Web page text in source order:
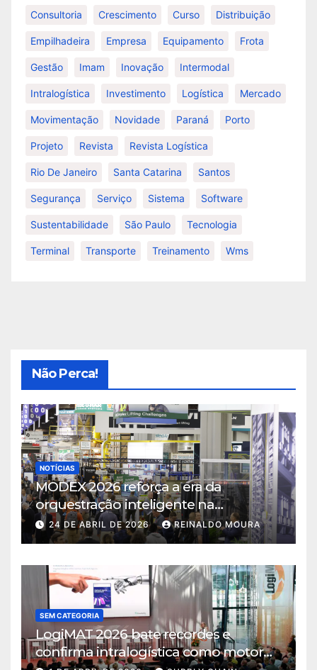
Consultoria Crescimento Curso Distribuição
Empilhadeira Empresa Equipamento Frota
Gestão Imam Inovação Intermodal
Intralogística Investimento Logística Mercado
Movimentação Novidade Paraná Porto
Projeto Revista Revista Logística
Rio De Janeiro Santa Catarina Santos
Segurança Serviço Sistema Software
Sustentabilidade São Paulo Tecnologia
Terminal Transporte Treinamento Wms
Não Perca!
NOTÍCIAS
MODEX 2026 reforça a era da
orquestração inteligente na
intralogística
24 DE ABRIL DE 2026 REINALDO MOURA
SEM CATEGORIA
LogiMAT 2026 bate recordes e
confirma intralogística como motor